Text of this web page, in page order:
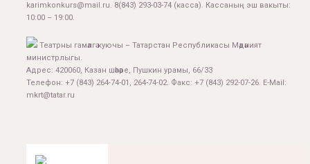
karimkonkurs@mail.ru. 8(843) 293-03-74 (касса). Кассаның эш вакыты:
10:00 – 19:00.
Театрны гамәлгә куючы – Татарстан Республикасы Мәдәният
министрлыгы.
Адрес: 420060, Казан шәһәре, Пушкин урамы, 66/33
Телефон: +7 (843) 264-74-01, 264-74-02. Факс: +7 (843) 292-07-26. E-Mail:
mkrt@tatar.ru